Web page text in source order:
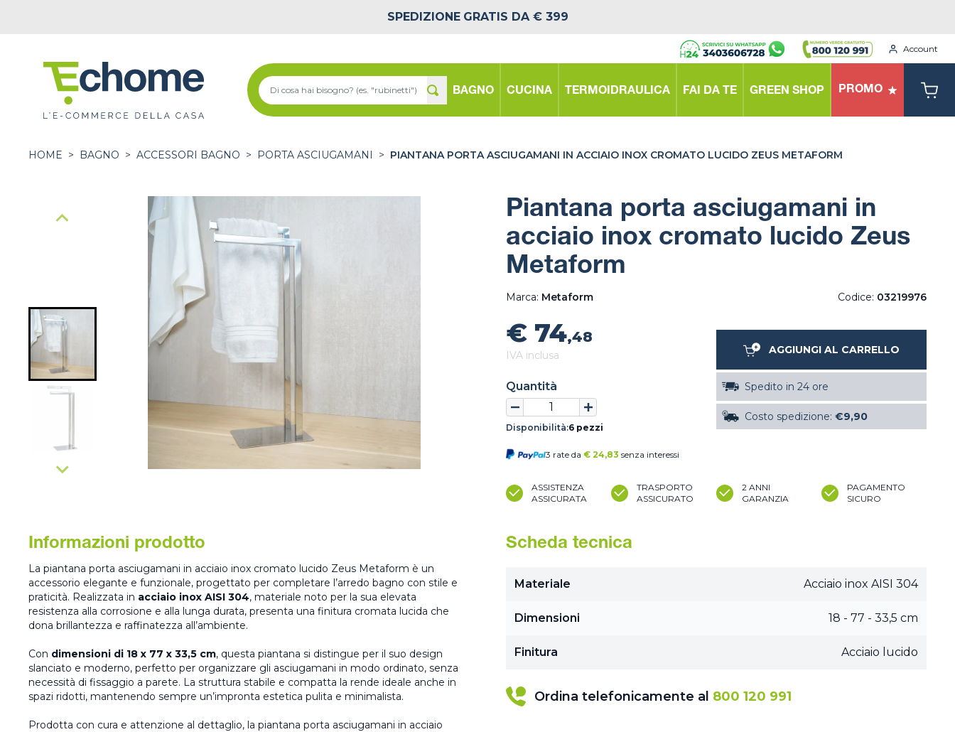
SPEDIZIONE GRATIS DA € 399
Account
BAGNO CUCINA TERMOIDRAULICA FAI DA TE GREEN SHOP PROMO
HOME > BAGNO > ACCESSORI BAGNO > PORTA ASCIUGAMANI > PIANTANA PORTA ASCIUGAMANI IN ACCIAIO INOX CROMATO LUCIDO ZEUS METAFORM
Piantana porta asciugamani in
acciaio inox cromato lucido Zeus
Metaform
Marca: Metaform Codice: 03219976
€ 74,48
IVA inclusa
Quantità
Disponibilità:6 pezzi
3 rate da € 24,83 senza interessi
AGGIUNGI AL CARRELLO
Spedito in 24 ore
Costo spedizione: €9,90
ASSISTENZA
ASSICURATA
TRASPORTO
ASSICURATO
2 ANNI
GARANZIA
PAGAMENTO
SICURO
Informazioni prodotto
La piantana porta asciugamani in acciaio inox cromato lucido Zeus Metaform è un
accessorio elegante e funzionale, progettato per completare l’arredo bagno con stile e
praticità. Realizzata in acciaio inox AISI 304, materiale noto per la sua elevata
resistenza alla corrosione e alla lunga durata, presenta una finitura cromata lucida che
dona brillantezza e raffinatezza all’ambiente.
Con dimensioni di 18 x 77 x 33,5 cm, questa piantana si distingue per il suo design
slanciato e moderno, perfetto per organizzare gli asciugamani in modo ordinato, senza
necessità di fissaggio a parete. La struttura stabile e compatta la rende ideale anche in
spazi ridotti, mantenendo sempre un’impronta estetica pulita e minimalista.
Prodotta con cura e attenzione al dettaglio, la piantana porta asciugamani in acciaio
Scheda tecnica
Materiale Acciaio inox AISI 304
Dimensioni 18 - 77 - 33,5 cm
Finitura Acciaio lucido
Ordina telefonicamente al 800 120 991